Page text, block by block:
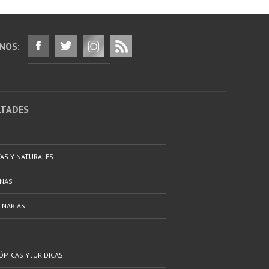
Y NATURALES
Y JURÍDICAS